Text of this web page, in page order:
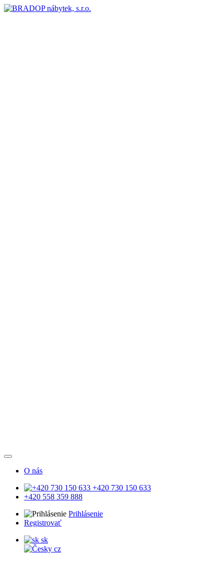
O nás
+420 730 150 633
+420 558 359 888
Prihlásenie
Registrovať
sk
cz